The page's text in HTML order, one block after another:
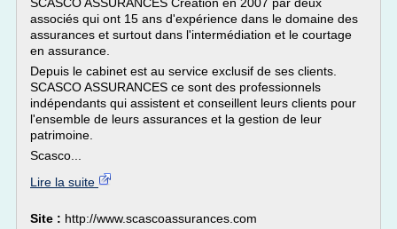
associés qui ont 15 ans d'expérience dans le domaine des
assurances et surtout dans l'intermédiation et le courtage
en assurance.
Depuis le cabinet est au service exclusif de ses clients.
SCASCO ASSURANCES ce sont des professionnels
indépendants qui assistent et conseillent leurs clients pour
l'ensemble de leurs assurances et la gestion de leur
patrimoine.
Scasco...
Lire la suite
Site : http://www.scascoassurances.com